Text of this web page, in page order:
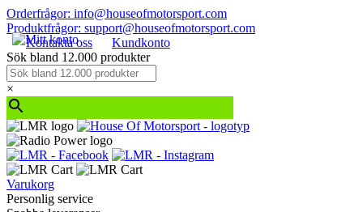
Orderfrågor: info@houseofmotorsport.com
Produktfrågor: support@houseofmotorsport.com
Kontakta oss
Kundkonto
Sök bland 12.000 produkter
×
Varukorg
Personlig service